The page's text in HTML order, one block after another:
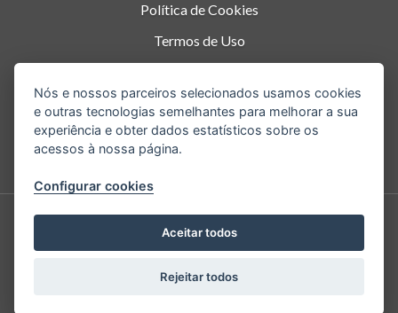
Política de Cookies
Termos de Uso
Rio de Janeiro-RJ
Todos os direitos reservados. Cristo Redentor.
Nós e nossos parceiros selecionados usamos cookies
e outras tecnologias semelhantes para melhorar a sua
experiência e obter dados estatísticos sobre os
acessos à nossa página.
Configurar cookies
Aceitar todos
Rejeitar todos